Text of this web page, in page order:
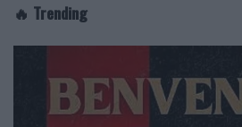
🔥 Trending